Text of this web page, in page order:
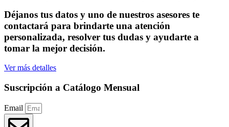
Déjanos tus datos y uno de nuestros asesores te
contactará para brindarte una atención
personalizada, resolver tus dudas y ayudarte a
tomar la mejor decisión.
Ver más detalles
Suscripción a Catálogo Mensual
Email